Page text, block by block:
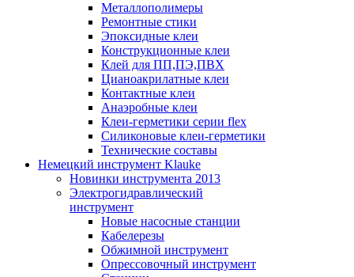
Металлополимеры
Ремонтные стики
Эпоксидные клеи
Конструкционные клеи
Клей для ПП,ПЭ,ПВХ
Цианоакрилатные клеи
Контактные клеи
Анаэробные клеи
Клеи-герметики серии flex
Силиконовые клеи-герметики
Технические составы
Немецкий инструмент Klauke
Новинки инструмента 2013
Электрогидравлический
инструмент
Новые насосные станции
Кабелерезы
Обжимной инструмент
Опрессовочный инструмент